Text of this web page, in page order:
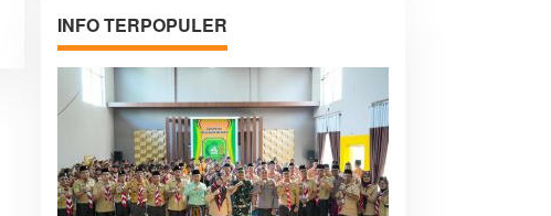
INFO TERPOPULER